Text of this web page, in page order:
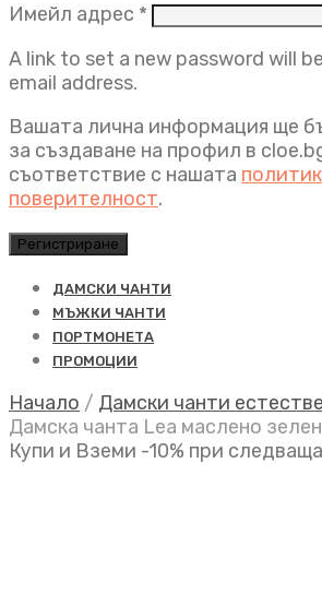
Имейл адрес * Задължително
A link to set a new password will
email address.
Вашата лична информация ще
за създаване на профил в
съответствие с нашата
поверителност.
Регистриране
ДАМСКИ ЧАНТИ
МЪЖКИ ЧАНТИ
ПОРТМОНЕТА
ПРОМОЦИИ
Начало / Дамски чанти
Дамска чанта Lea маслено
Купи и Вземи -10% при